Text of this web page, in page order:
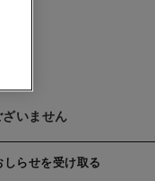
いません
しらせを受け取る